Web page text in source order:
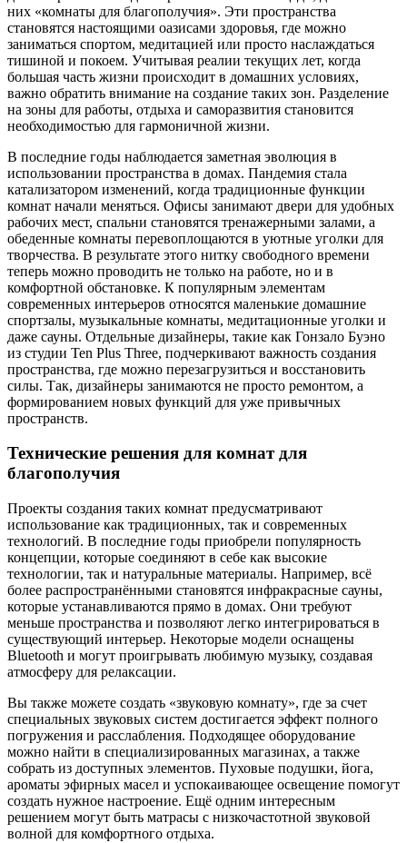
них «комнаты для благополучия». Эти пространства
становятся настоящими оазисами здоровья, где можно
заниматься спортом, медитацией или просто наслаждаться
тишиной и покоем. Учитывая реалии текущих лет, когда
большая часть жизни происходит в домашних условиях,
важно обратить внимание на создание таких зон. Разделение
на зоны для работы, отдыха и саморазвития становится
необходимостью для гармоничной жизни.
В последние годы наблюдается заметная эволюция в
использовании пространства в домах. Пандемия стала
катализатором изменений, когда традиционные функции
комнат начали меняться. Офисы занимают двери для удобных
рабочих мест, спальни становятся тренажерными залами, а
обеденные комнаты перевоплощаются в уютные уголки для
творчества. В результате этого нитку свободного времени
теперь можно проводить не только на работе, но и в
комфортной обстановке. К популярным элементам
современных интерьеров относятся маленькие домашние
спортзалы, музыкальные комнаты, медитационные уголки и
даже сауны. Отдельные дизайнеры, такие как Гонзало Буэно
из студии Ten Plus Three, подчеркивают важность создания
пространства, где можно перезагрузиться и восстановить
силы. Так, дизайнеры занимаются не просто ремонтом, а
формированием новых функций для уже привычных
пространств.
Технические решения для комнат для
благополучия
Проекты создания таких комнат предусматривают
использование как традиционных, так и современных
технологий. В последние годы приобрели популярность
концепции, которые соединяют в себе как высокие
технологии, так и натуральные материалы. Например, всё
более распространёнными становятся инфракрасные сауны,
которые устанавливаются прямо в домах. Они требуют
меньше пространства и позволяют легко интегрироваться в
существующий интерьер. Некоторые модели оснащены
Bluetooth и могут проигрывать любимую музыку, создавая
атмосферу для релаксации.
Вы также можете создать «звуковую комнату», где за счет
специальных звуковых систем достигается эффект полного
погружения и расслабления. Подходящее оборудование
можно найти в специализированных магазинах, а также
собрать из доступных элементов. Пуховые подушки, йога,
ароматы эфирных масел и успокаивающее освещение помогут
создать нужное настроение. Ещё одним интересным
решением могут быть матрасы с низкочастотной звуковой
волной для комфортного отдыха.